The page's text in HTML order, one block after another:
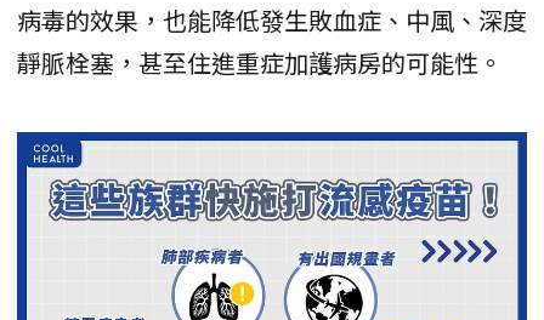
病毒的效果，也能降低發生敗血症、中風、深度
靜脈栓塞，甚至住進重症加護病房的可能性。